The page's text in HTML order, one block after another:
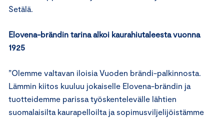
Setälä.
Elovena-brändin tarina alkoi kaurahiutaleesta vuonna
1925
”Olemme valtavan iloisia Vuoden brändi-palkinnosta.
Lämmin kiitos kuuluu jokaiselle Elovena-brändin ja
tuotteidemme parissa työskentelevälle lähtien
suomalaisilta kaurapelloilta ja sopimusviljelijöistämme